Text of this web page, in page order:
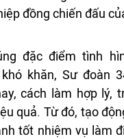
đồng chiến đấu
đặc điểm tình
khăn, Sư đoàn
cách làm hợp lý,
quả. Từ đó, tạo
tốt nhiệm vụ làm